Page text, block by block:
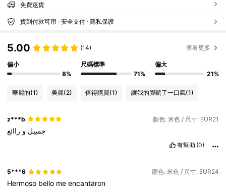
免費退貨
貨到付款可用 · 安全支付 · 隱私保護
5.00 (14) 查看更多
偏小
8%
尺碼標準
71%
偏大
21%
華麗的(1) 美麗(2) 值得購買(1) 讓我的腳鬆了一口氣(1)
z***b 顏色: 米色 / 尺寸: EUR21
جمييل و راائع
有幫助 (0)
5***6 顏色: 米色 / 尺寸: EUR24
Hermoso bello meencantaron